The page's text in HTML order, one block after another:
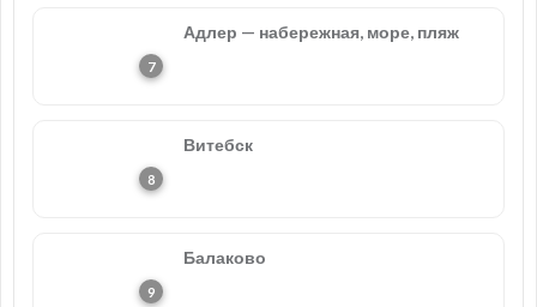
Адлер — набережная, море, пляж
Витебск
Балаково